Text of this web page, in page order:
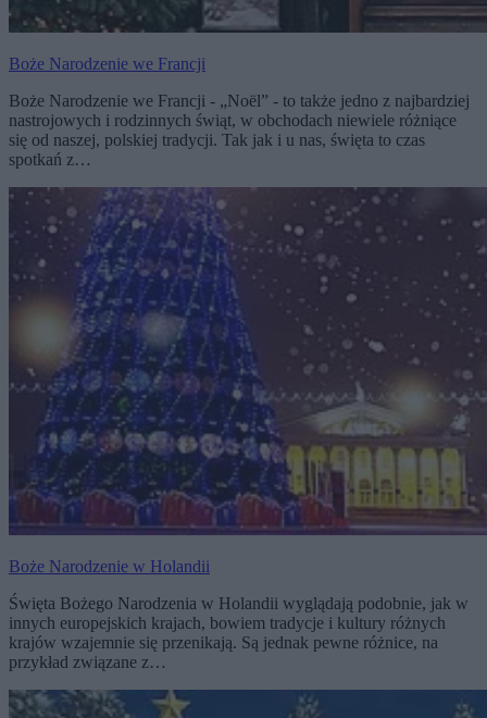
Boże Narodzenie we Francji
Boże Narodzenie we Francji - „Noël” - to także jedno z najbardziej
nastrojowych i rodzinnych świąt, w obchodach niewiele różniące
się od naszej, polskiej tradycji. Tak jak i u nas, święta to czas
spotkań z…
Boże Narodzenie w Holandii
Święta Bożego Narodzenia w Holandii wyglądają podobnie, jak w
innych europejskich krajach, bowiem tradycje i kultury różnych
krajów wzajemnie się przenikają. Są jednak pewne różnice, na
przykład związane z…